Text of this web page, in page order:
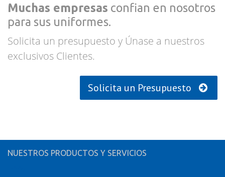
Muchas empresas confian en nosotros
para sus uniformes.
Solicita un presupuesto y Únase a nuestros
exclusivos Clientes.
Solicita un Presupuesto
NUESTROS PRODUCTOS Y SERVICIOS